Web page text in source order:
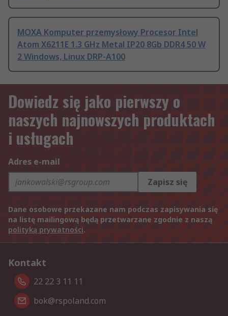
MOXA Komputer przemysłowy Procesor Intel
Atom X6211E 1.3 GHz Metal IP20 8Gb DDR4 50 W
2 Windows, Linux DRP-A100
Dowiedz się jako pierwszy o
naszych najnowszych produktach
i usługach
Adres e-mail
Zapisz się
Dane osobowe przekazane nam podczas zapisywania się
na listę mailingową będą przetwarzane zgodnie z naszą
polityką prywatności.
Kontakt
22 22 3 11 11
bok@rspoland.com